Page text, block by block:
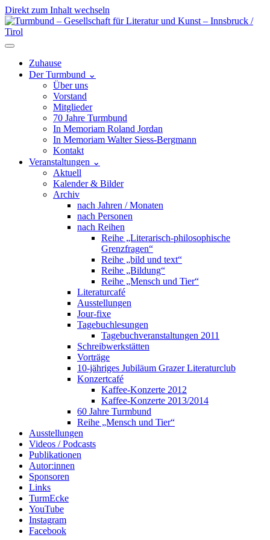
Direkt zum Inhalt wechseln
Hauptnavigation
Zuhause
Der Turmbund ⌄
Über uns
Vorstand
Mitglieder
70 Jahre Turmbund
In Memoriam Roland Jordan
In Memoriam Walter Siess-Bergmann
Kontakt
Veranstaltungen ⌄
Aktuell
Kalender & Bilder
Archiv
nach Jahren / Monaten
nach Personen
nach Reihen
Reihe „Literarisch-philosophische
Grenzfragen“
Reihe „bild und text“
Reihe „Bildung“
Reihe „Mensch und Tier“
Literaturcafé
Ausstellungen
Jour-fixe
Tagebuchlesungen
Tagebuchveranstaltungen 2011
Schreibwerkstätten
Vorträge
10-jähriges Jubiläum Grazer Literaturclub
Konzertcafé
Kaffee-Konzerte 2012
Kaffee-Konzerte 2013/2014
60 Jahre Turmbund
Reihe „Mensch und Tier“
Ausstellungen
Videos / Podcasts
Publikationen
Autor:innen
Sponsoren
Links
TurmEcke
YouTube
Instagram
Facebook